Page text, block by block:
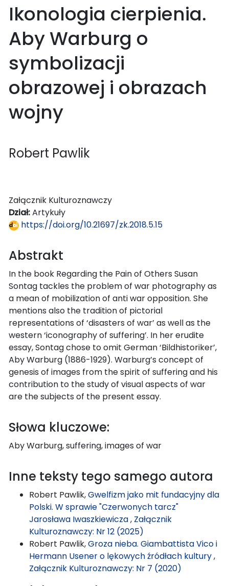
Ikonologia cierpienia.
Aby Warburg o
symbolizacji
obrazowej i obrazach
wojny
Robert Pawlik
Załącznik Kulturoznawczy
Dział:Artykuły
https://doi.org/10.21697/zk.2018.5.15
Abstrakt
In the book Regarding the Pain of Others Susan
Sontag tackles the problem of war photography as
a mean of mobilization of anti war opposition. She
mentions also the tradition of pictorial
representations of ‘disasters of war’ as well as the
western ‘iconography of suffering’. In her erudite
essay, Sontag chose to omit German ‘Bildhistoriker’,
Aby Warburg (1886-1929). Warburg’s concept of
genesis of images from the spirit of suffering and his
contribution to the study of visual aspects of war
are the subjects of the present essay.
Słowa kluczowe:
Aby Warburg, suffering, images of war
Inne teksty tego samego autora
Robert Pawlik,Gwelfizm jako mit fundacyjny dla
Polski. W sprawie "Czerwonych tarcz"
Jarosława Iwaszkiewicza, Załącznik
Kulturoznawczy: Nr 12 (2025)
Robert Pawlik,Groza nieba. Giambattista Vico i
Hermann Usener o lękowych źródłach kultury,
Załącznik Kulturoznawczy: Nr 7 (2020)